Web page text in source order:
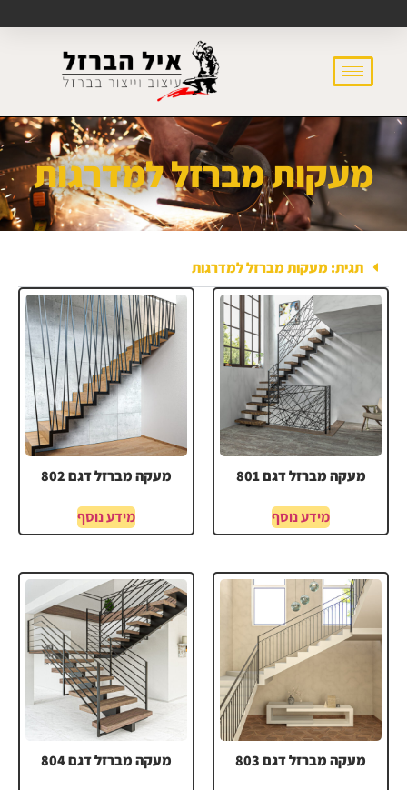
מעקות מברזל למדרגות
תגית: מעקות מברזל למדרגות
מעקה מברזל דגם 801
מידע נוסף
מעקה מברזל דגם 802
מידע נוסף
מעקה מברזל דגם 803 מעקה מברזל דגם 804